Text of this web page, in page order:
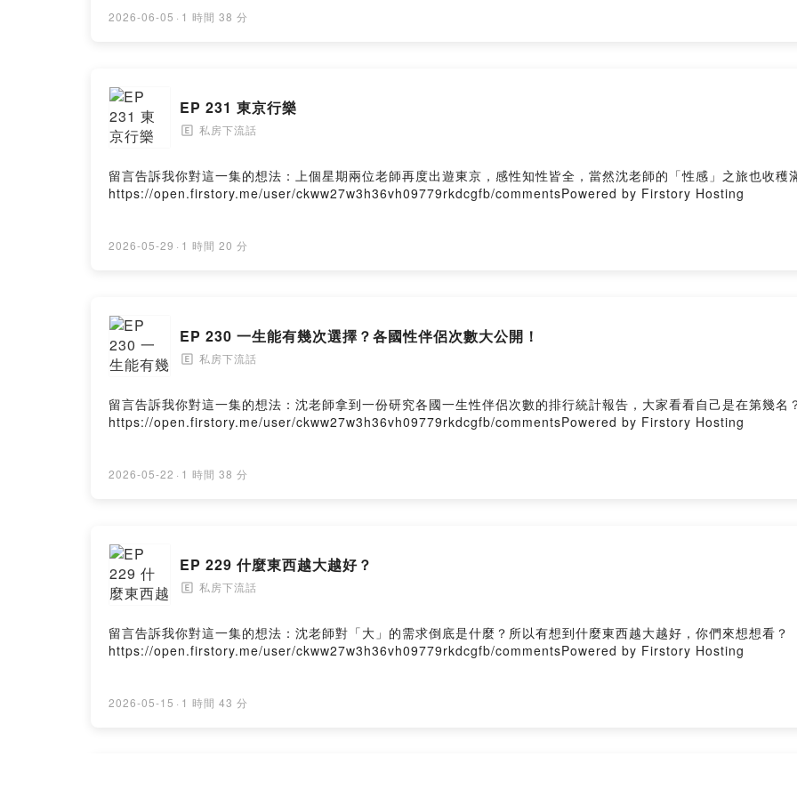
2026-06-05 · 1 時間 38 分
EP 231 東京行樂
🄴 私房下流話
留言告訴我你對這一集的想法：上個星期兩位老師再度出遊東京，感性知性皆全，當然沈老師的「性感」之旅也收穫
https://open.firstory.me/user/ckww27w3h36vh09779rkdcgfb/commentsPowered by Firstory Hosting
2026-05-29 · 1 時間 20 分
EP 230 一生能有幾次選擇？各國性伴侶次數大公開！
🄴 私房下流話
留言告訴我你對這一集的想法：沈老師拿到一份研究各國一生性伴侶次數的排行統計報告，大家看看自己是在第幾名
https://open.firstory.me/user/ckww27w3h36vh09779rkdcgfb/commentsPowered by Firstory Hosting
2026-05-22 · 1 時間 38 分
EP 229 什麼東西越大越好？
🄴 私房下流話
留言告訴我你對這一集的想法：沈老師對「大」的需求倒底是什麼？所以有想到什麼東西越大越好，你們來想想看？
https://open.firstory.me/user/ckww27w3h36vh09779rkdcgfb/commentsPowered by Firstory Hosting
2026-05-15 · 1 時間 43 分